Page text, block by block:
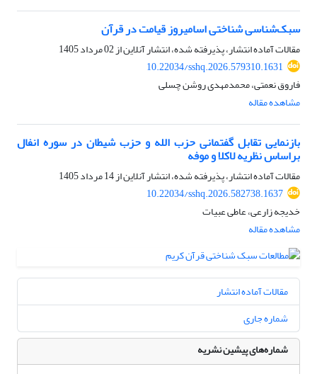
سبک‌شناسی شناختی اسامیروز قیامت در قرآن
مقالات آماده انتشار، پذیرفته شده، انتشار آنلاین از02 مرداد 1405
10.22034/sshq.2026.579310.1631
فاروق نعمتی، محمدمهدی روشن چسلی
مشاهده مقاله
بازنمایی تقابل گفتمانی حزب الله و حزب شیطان در سوره انفال
براساس نظریه لاکلا و موفه
مقالات آماده انتشار، پذیرفته شده، انتشار آنلاین از14 مرداد 1405
10.22034/sshq.2026.582738.1637
خدیجه زارعی، عاطی عبیات
مشاهده مقاله
مقالات آماده انتشار
شماره جاری
شماره‌های پیشین نشریه